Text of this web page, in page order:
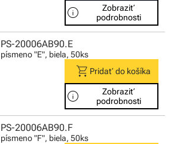
info
Zobraziť
podrobnosti
PS-20006AB90.E
písmeno "E", biela, 50ks
shopping_cart Pridať do košíka
info
Zobraziť
podrobnosti
PS-20006AB90.F
písmeno "F", biela, 50ks